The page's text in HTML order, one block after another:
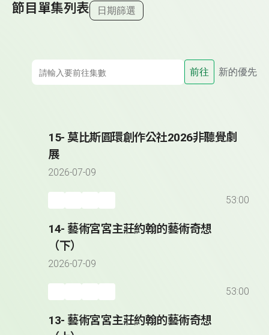
節目單集列表 日期篩選
前往 新的優先
15- 莫比斯圓環創作公社2026非聽覺劇
展
2026-07-09
53:00
14- 藝術宮宮主莊約翰的藝術奇想
（下）
2026-07-09
53:00
13- 藝術宮宮主莊約翰的藝術奇想